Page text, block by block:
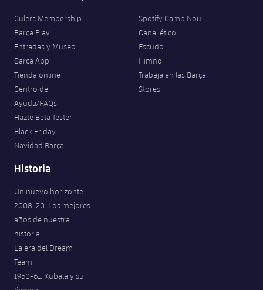
Culers Membership
Barça Play
Entradas y Museo
Barça App
Tienda online
Centro de
Ayuda/FAQs
Hazte Beta Tester
Black Friday
Navidad Barça
Spotify Camp Nou
Canal ético
Escudo
Himno
Trabaja en las Barça
Stores
Historia
Un nuevo horizonte
2008-20. Los mejores
años de nuestra
historia
La era del Dream
Team
1950-61. Kubala y su